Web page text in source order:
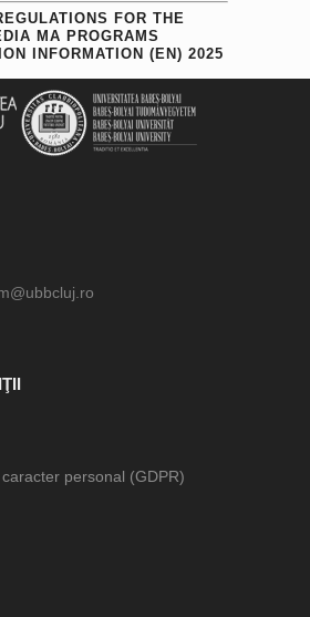
FOR THE
MA PROGRAMS
INFORMATION (EN) 2025
personal (GDPR)